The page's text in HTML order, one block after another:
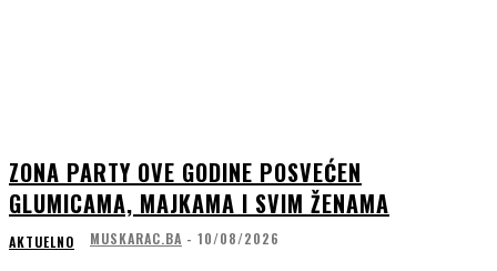
ZONA PARTY OVE GODINE POSVEĆEN
GLUMICAMA, MAJKAMA I SVIM ŽENAMA
AKTUELNO MUSKARAC.BA - 10/08/2026